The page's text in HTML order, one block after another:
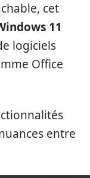
cet
11
logiciels
Office
entre